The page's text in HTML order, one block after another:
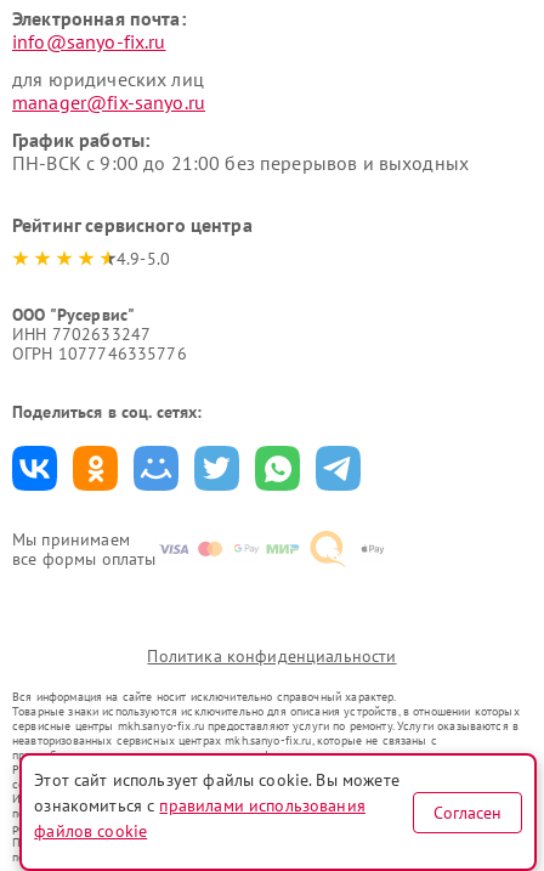
Мы принимаем
все формы оплаты
Электронная почта:
info@sanyo-fix.ru
для юридических лиц
manager@fix-sanyo.ru
График работы:
ПН-ВСК с 9:00 до 21:00 без перерывов и выходных
Рейтинг сервисного центра
4.9-5.0
ООО "Русервис"
ИНН 7702633247
ОГРН 1077746335776
Поделиться в соц. сетях:
Политика конфиденциальности
Вся информация на сайте носит исключительно справочный характер.
Товарные знаки используются исключительно для описания устройств, в отношении которых
сервисные центры mkh.sanyo-fix.ru предоставляют услуги по ремонту. Услуги оказываются в
неавторизованных сервисных центрах mkh.sanyo-fix.ru, которые не связаны с
правообладателями товарных знаков или их официальными представителями.
Ремонт осуществляется для устройств, уже введенных в гражданский оборот в соответствии
со статьей 1487 ГК РФ.
Использование товарных знаков не преследует цели индивидуализации услуг или введения
потребителей в заблуждение, а служит для информирования о предоставляемых услугах по
ремонту техники указанных брендов.
Представленная на сайте информация не является публичной офертой, определяемой
положениями Статьи 437(2) Гражданского кодекса РФ
Этот сайт использует файлы cookie. Вы можете
ознакомиться с правилами использования
файлов cookie
Согласен